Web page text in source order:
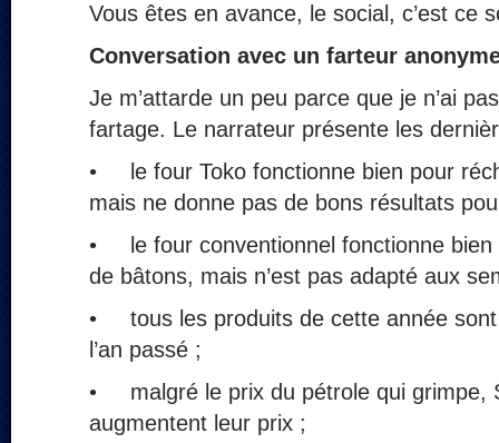
Vous êtes en avance, le social, c’est ce
Conversation avec un farteur
Je m’attarde un peu parce que je n’ai
fartage. Le narrateur présente les
• le four Toko fonctionne bien pour
mais ne donne pas de bons résultats
• le four conventionnel fonctionne bien
de bâtons, mais n’est pas adapté aux
• tous les produits de cette année sont
l’an passé ;
• malgré le prix du pétrole qui grimpe,
augmentent leur prix ;